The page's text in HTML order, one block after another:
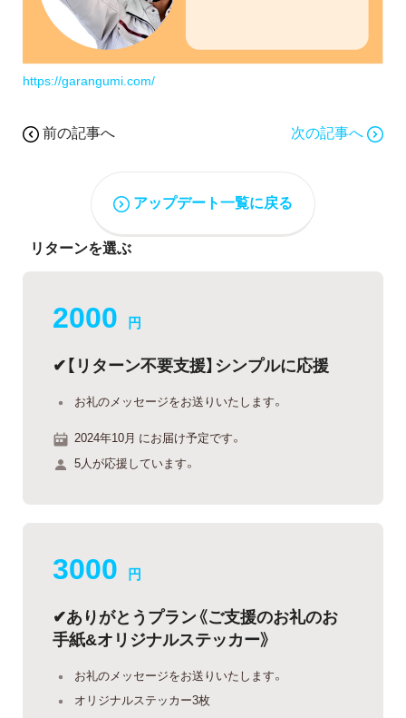
https://garangumi.com/
前の記事へ 次の記事へ
アップデート一覧に戻る
リターンを選ぶ
2000 円
✔︎【リターン不要支援】シンプルに応援
お礼のメッセージをお送りいたします。
2024年10月 にお届け予定です。
5人が応援しています。
3000 円
✔︎ありがとうプラン《ご支援のお礼のお
手紙&オリジナルステッカー》
お礼のメッセージをお送りいたします。
オリジナルステッカー3枚